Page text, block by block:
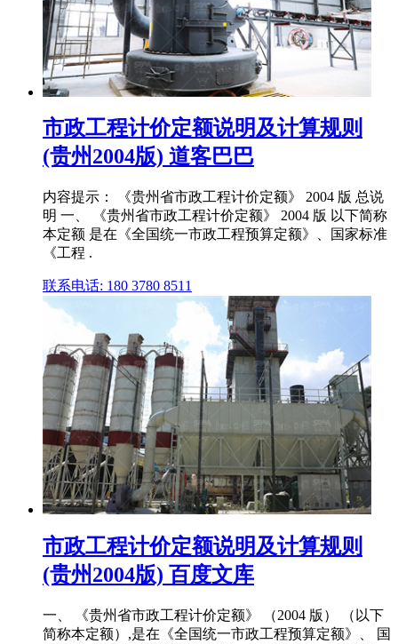
市政工程计价定额说明及计算规则
(贵州2004版) 道客巴巴
内容提示： 《贵州省市政工程计价定额》 2004 版 总说
明 一、 《贵州省市政工程计价定额》 2004 版 以下简称
本定额 是在《全国统一市政工程预算定额》、国家标准
《工程 .
联系电话: 180 3780 8511
市政工程计价定额说明及计算规则
(贵州2004版) 百度文库
一、 《贵州省市政工程计价定额》 （2004 版） （以下
简称本定额）,是在《全国统一市政工程预算定额》、 国